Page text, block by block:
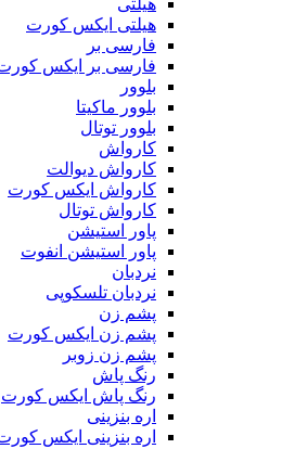
هیلتی ایکس کورت
فارسی بر
فارسی بر ایکس
بلوور
بلوور ماکیتا
بلوور توتال
کارواش
کارواش دیوالت
کارواش ایکس کورت
کارواش توتال
پاور استیشن
پاور استیشن انفوت
نردبان
نردبان تلسکوپی
پشم زن
پشم زن ایکس کورت
پشم زن زوبر
رنگ پاش
رنگ پاش ایکس کورت
اره بنزینی
اره بنزینی ایکس